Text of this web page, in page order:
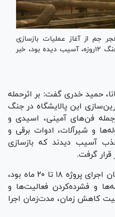
جم از آغاز عملیات بازسازی
دومین واحد این شرکت که در جنگ ۱۲روزه، آسیب دیده بود، خبر
حمید خدری گفت: بر اثرحمله
این پالایشگاه در جنگ
فن‌های آمینی، اسیدی و
و شیرآلات، ادوات برقی و
آسیب دیدند که بازسازی
گرفت.
وی افزود: اگرچه برآورد اولیه زمان اجرای پروژه ۱۸ تا ۲۰ ماه بود،
و فشرده‌کردن فعالیت‌ها و
کاهش زمان، مدت‌زمان اجرا